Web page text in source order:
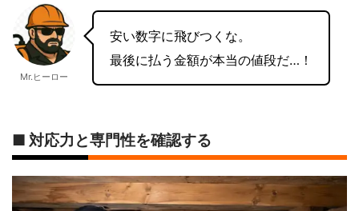
Mr.ヒーロー
安い数字に飛びつくな。
最後に払う金額が本当の値段だ…！
■ 対応力と専門性を確認する